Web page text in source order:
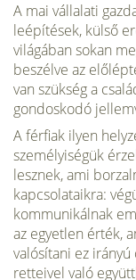
A mai vállalati
leépítések, külső
világá­ban sokan
beszélve az
van szükség a
gondoskodó
A férfiak ilyen
személyisé­gük
lesznek, ami
kapcsolataik­ra:
kommunikálnak
az egyet­len érték,
valósítani ez
retteivel való